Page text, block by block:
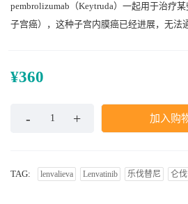
pembrolizumab（Keytruda）一起用于治疗
子宫癌），这种子宫内膜癌已经进展，无法
¥360
加入购
TAG: lenvalieva Lenvatinib 乐伐替尼 仑